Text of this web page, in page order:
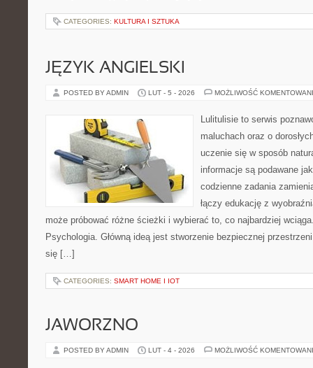
CATEGORIES: KULTURA I SZTUKA
JĘZYK ANGIELSKI
POSTED BY ADMIN LUT - 5 - 2026 MOŻLIWOŚĆ
Lulitulisie to serwis
maluchach oraz o
uczenie się w sposób
informacje są podawane
codzienne zadania
łączy edukację z
może próbować różne ścieżki i wybierać to, co najbardziej
Psychologia. Główną ideą jest stworzenie bezpiecznej
się […]
CATEGORIES: SMART HOME I IOT
JAWORZNO
POSTED BY ADMIN LUT - 4 - 2026 MOŻLIWOŚĆ